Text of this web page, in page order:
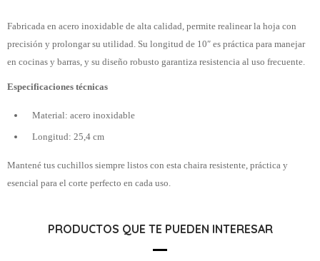
Fabricada en acero inoxidable de alta calidad, permite realinear la hoja con
precisión y prolongar su utilidad. Su longitud de 10″ es práctica para manejar
en cocinas y barras, y su diseño robusto garantiza resistencia al uso frecuente.
Especificaciones técnicas
Material: acero inoxidable
Longitud: 25,4 cm
Mantené tus cuchillos siempre listos con esta chaira resistente, práctica y
esencial para el corte perfecto en cada uso.
PRODUCTOS QUE TE PUEDEN INTERESAR